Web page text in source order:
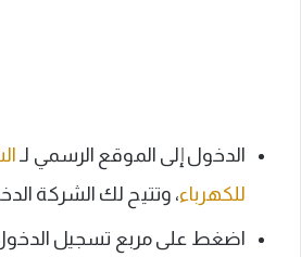
الدخول إلى الموقع الرسمي لـ
للكهرباء، وتتيح لك الشركة
اضغط على مربع تسجيل